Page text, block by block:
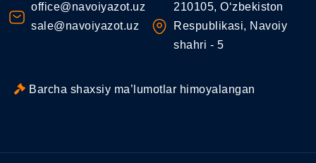
office@navoiyazot.uz
sale@navoiyazot.uz
210105, O‘zbekiston
Respublikasi, Navoiy
shahri - 5
Barcha shaxsiy ma’lumotlar himoyalangan